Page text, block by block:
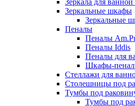
Зеркала для
Зеркальные шкафы
Зеркальные
Пеналы
Пеналы
Пеналы Iddis
Пеналы для
Шкафы-
Стеллажи для
Столешницы под
Тумбы под
Тумбы под